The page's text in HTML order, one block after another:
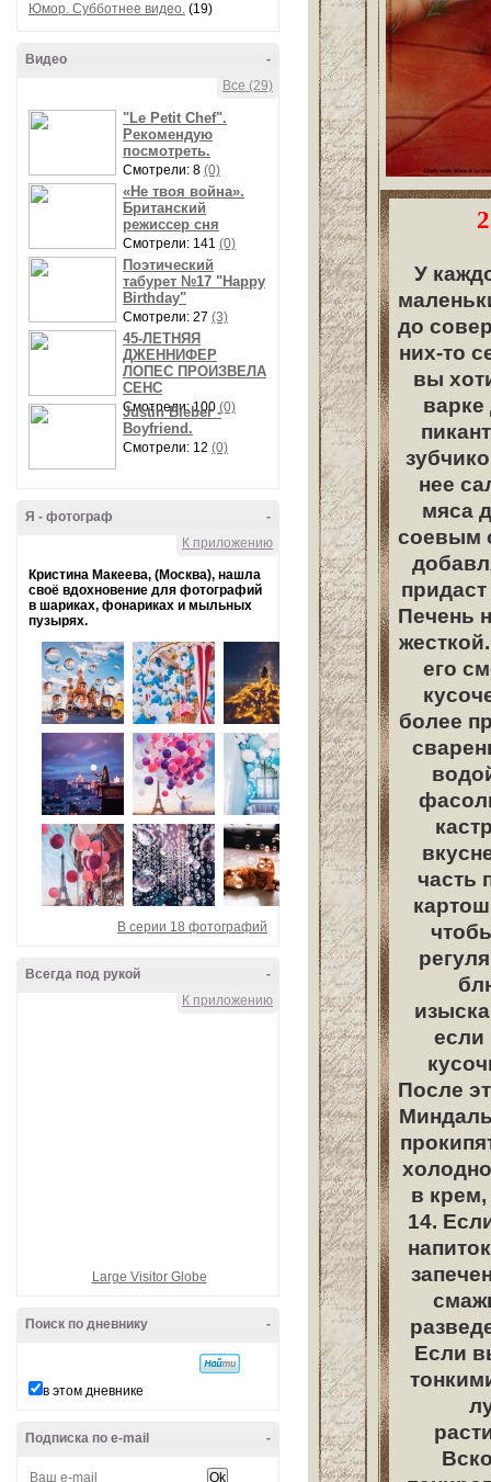
Юмор. Субботнее видео. (19)
-
Видео
Все (29)
"Le Petit Chef".
Рекомендую
посмотреть.
Смотрели: 8 (0)
«Не твоя война».
Британский
режиссер сня
Смотрели: 141 (0)
Поэтический
табурет №17 "Happy
Birthday"
Смотрели: 27 (3)
45-ЛЕТНЯЯ
ДЖЕННИФЕР
ЛОПЕС ПРОИЗВЕЛА
СЕНС
Смотрели: 100 (0)
Justin Bieber -
Boyfriend.
Смотрели: 12 (0)
-
Я - фотограф
К приложению
Кристина Макеева, (Москва), нашла
своё вдохновение для фотографий
в шариках, фонариках и мыльных
пузырях.
В серии 18 фотографий
-
Всегда под рукой
К приложению
Large Visitor Globe
-
Поиск по дневнику
в этом дневнике
-
Подписка по e-mail
У
до
них-то
вы
варке
нее
мяса
соевым
Печень
его
более
часть
если
После
в крем,
14.
Если